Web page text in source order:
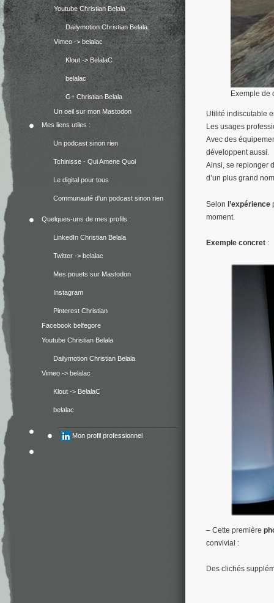
Youtube Christian Belala
Dailymotion Christian Belala
Vimeo -> belalac
Klout -> BelalaC
belalac
G+ Christian Belala
Un oeil sur mon Mastodon
Mes liens utiles :
Un podcast sinon rien
Tchinisse - Qui Amene Quoi
Le digital pour tous
Communauté d'un podcast sinon rien
Quelques-uns de mes profils :
LinkedIn Christian Belala
Twitter -> belalac
Mes pouets sur Mastodon
Instagram
Pinterest Christian
Facebook belfegore
Youtube Christian Belala
Dailymotion Christian Belala
Vimeo -> belalac
Klout -> BelalaC
belalac
Mon profil professionnel
Exemple de
Utilité indiscutable
Les usages
Avec des
développent aussi.
Ainsi, se replonger
d’un plus grand
Selon l’expérience
moment.
Exemple concret :
– Cette première
convivial :
Des clichés